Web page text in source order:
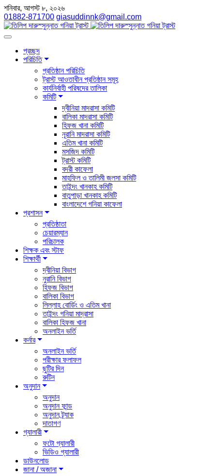
শনিবার, আগস্ট ৮, ২০২৬
01882-871700 giasuddinnk@gmail.com
প্রচ্ছদ
পরিচিতি
প্রতিষ্ঠান পরিচিতি
ট্রাস্ট আওতাধীন প্রতিষ্ঠান সমূহ
কার্যনির্বাহী পরিষদের তালিকা
কমিটি
দ্বীনিয়া মাদরাসা কমিটি
বালিকা মাদরাসা কমিটি
হিফজ খানা কমিটি
নূরানি মাদরাসা কমিটি
এতিম খানা কমিটি
মসজিদ কমিটি
ট্রাস্ট কমিটি
বদরী কাফেলা
মাহফিল ও তালিমী জলসা কমিটি
তাইন্দং খানকাহ কমিটি
বাতুপাড়া খানকাহ কমিটি
বাংলাদেশে গনিয়া কাফেলা
প্রশাসন
প্রতিষ্ঠাতা
চেয়ারম্যান
পরিচালক
শিক্ষক এবং স্টাফ
শিক্ষার্থী
দ্বীনিয়া বিভাগ
নুরানি বিভাগ
হিফজ বিভাগ
বালিকা বিভাগ
লিল্লাহ বোর্ডিং ও এতিম খানা
তাইন্দং গনিয়া মাদ্রাসা
বালিকা হিফজ খানা
অনলাইন ভর্তি
কর্নার
অনলাইন ভর্তি
পরীক্ষার ফলাফল
ছুটির দিন
রুটিন
অনুদান
অনুদান
অনুদান ফান্ড
অনুদান ট্র্যাক
দাতাগণ
গ্যালারী
ফটো গ্যালারী
ভিডিও গ্যালারী
ডাউনলোড
জানা / অজানা